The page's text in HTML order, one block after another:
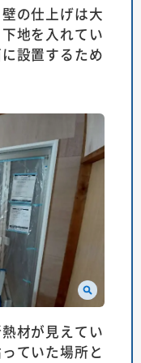
の仕上げは大
地を入れてい
設置するため
材が見えてい
ていた場所と